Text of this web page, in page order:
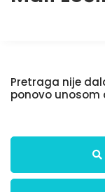
Pretraga nije
ponovo unosom